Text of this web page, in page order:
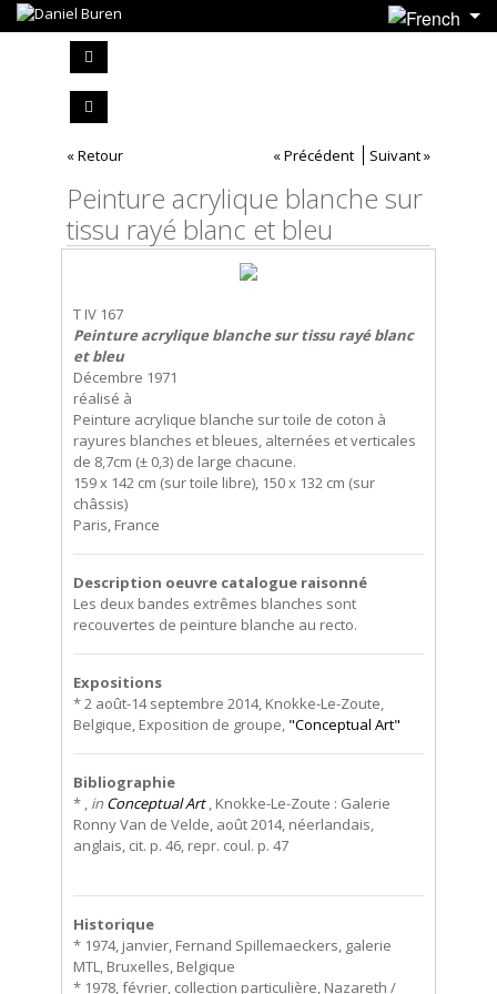
« Retour « Précédent Suivant »
Peinture acrylique blanche sur
tissu rayé blanc et bleu
T IV 167
Peinture acrylique blanche sur tissu rayé blanc
et bleu
Décembre 1971
réalisé à
Peinture acrylique blanche sur toile de coton à
rayures blanches et bleues, alternées et verticales
de 8,7cm (± 0,3) de large chacune.
159 x 142 cm (sur toile libre), 150 x 132 cm (sur
châssis)
Paris, France
Description oeuvre catalogue raisonné
Les deux bandes extrêmes blanches sont
recouvertes de peinture blanche au recto.
Expositions
* 2 août-14 septembre 2014, Knokke-Le-Zoute,
Belgique, Exposition de groupe, "Conceptual Art"
Bibliographie
* , in Conceptual Art, Knokke-Le-Zoute : Galerie
Ronny Van de Velde, août 2014, néerlandais,
anglais, cit. p. 46, repr. coul. p. 47
Historique
* 1974, janvier, Fernand Spillemaeckers, galerie
MTL, Bruxelles, Belgique
* 1978, février, collection particulière, Nazareth /